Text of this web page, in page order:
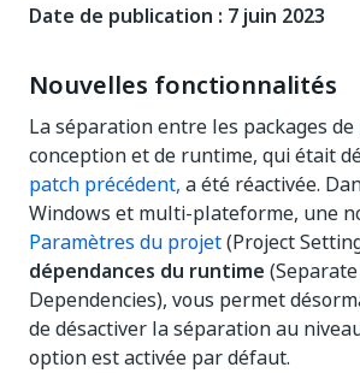
Date de publication : 7 juin 2023
Nouvelles fonctionnalités
La séparation entre les packages de
conception et de runtime, qui était
patch précédent, a été réactivée.
Windows et multi-plateforme, une
Paramètres du projet(Project
dépendances du runtime
Dependencies), vous permet
de désactiver la séparation au
option est activée par défaut.